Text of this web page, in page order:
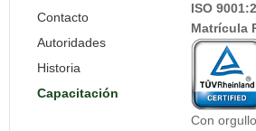
Contacto
Autoridades
Historia
Capacitación
ISO
Matrícula
Con